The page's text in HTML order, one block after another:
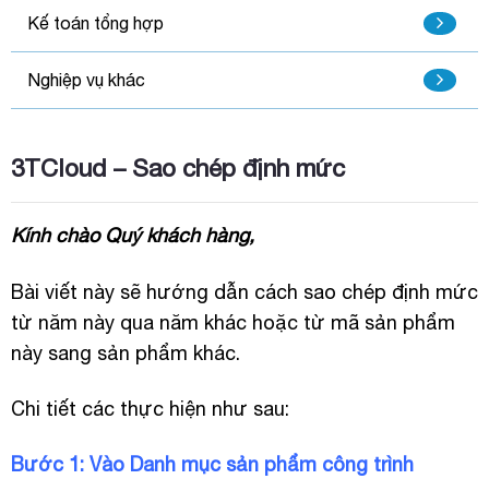
Kế toán tổng hợp
Nghiệp vụ khác
3TCloud – Sao chép định mức
Kính chào Quý khách hàng,
Bài viết này sẽ hướng dẫn cách sao chép định mức
từ năm này qua năm khác hoặc từ mã sản phẩm
này sang sản phẩm khác.
Chi tiết các thực hiện như sau:
Bước 1: Vào Danh mục sản phẩm công trình